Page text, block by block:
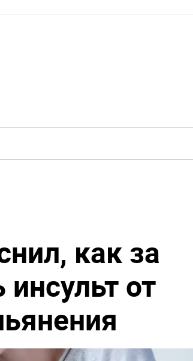
как за
от